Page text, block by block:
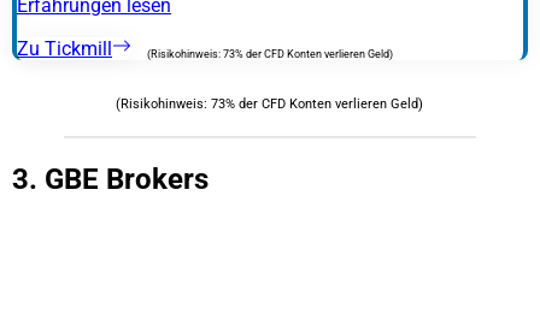
Erfahrungen lesen
Zu Tickmill
(Risikohinweis: 73% der CFD Konten verlieren Geld)
(Risikohinweis: 73% der CFD Konten verlieren Geld)
3. GBE Brokers